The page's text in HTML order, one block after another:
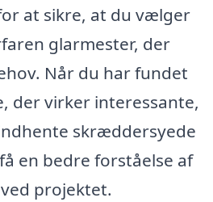
at sikre, at du vælger
glarmester, der
Når du har fundet
der virker interessante,
skræddersyede
en bedre forståelse af
projektet.